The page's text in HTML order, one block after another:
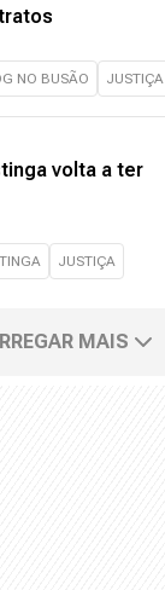
NO BUSÃO JUSTIÇA
volta a ter
JUSTIÇA
MAIS